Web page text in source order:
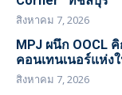
สิงหาคม 7, 2026
MPJ ผนึก OOCL
คอนเทนเนอร์แห่ง
สิงหาคม 7, 2026